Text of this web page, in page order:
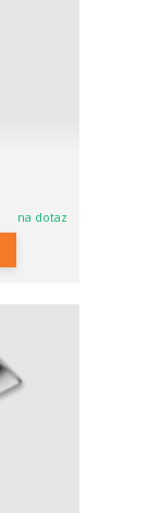
na dotaz